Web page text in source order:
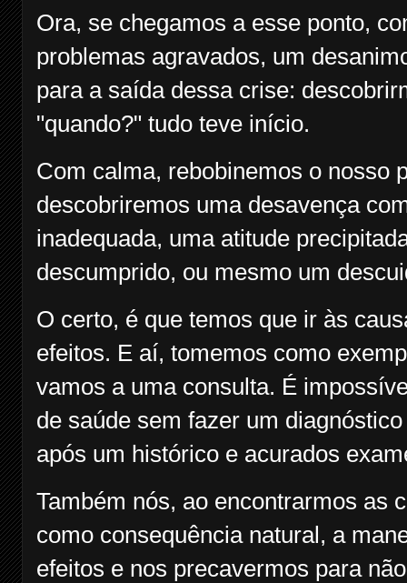
Ora, se chegamos a esse ponto,
problemas agravados, um
para a saída dessa crise:
"quando?" tudo teve início.
Com calma, rebobinemos o nosso
descobriremos uma desavença
inadequada, uma atitude
descumprido, ou mesmo um
O certo, é que temos que ir às
efeitos. E aí, tomemos como
vamos a uma consulta. É
de saúde sem fazer um
após um histórico e acurados
Também nós, ao encontrarmos as
como consequência natural, a
efeitos e nos precavermos para